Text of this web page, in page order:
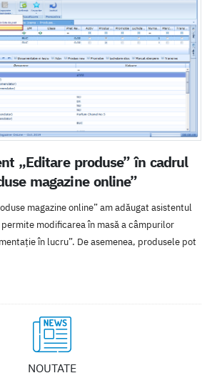
„Editare produse” în cadrul
magazine online”
magazine online” am adăugat asistentul
modificarea în masă a câmpurilor
în lucru”. De asemenea, produsele pot
NOUTATE